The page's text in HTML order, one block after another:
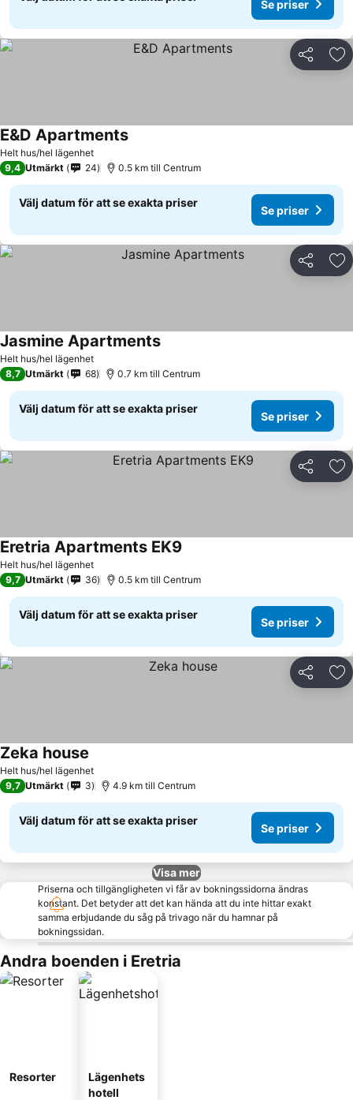
Se priser
Dela
Helt hus/hel lägenhet
E&D Apartments
9,4 Utmärkt 24 0.5 km till Centrum
Välj datum för att se exakta priser
Se priser
Dela
Helt hus/hel lägenhet
Jasmine Apartments
8,7 Utmärkt 68 0.7 km till Centrum
Välj datum för att se exakta priser
Se priser
Dela
Helt hus/hel lägenhet
Eretria Apartments EK9
9,7 Utmärkt 36 0.5 km till Centrum
Välj datum för att se exakta priser
Se priser
Dela
Helt hus/hel lägenhet
Zeka house
9,7 Utmärkt 3 4.9 km till Centrum
Välj datum för att se exakta priser
Se priser
Visa mer
Priserna och tillgängligheten vi får av bokningssidorna ändras
konstant. Det betyder att det kan hända att du inte hittar exakt
samma erbjudande du såg på trivago när du hamnar på
bokningssidan.
Andra boenden i Eretria
Resorter
Lägenhets
hotell